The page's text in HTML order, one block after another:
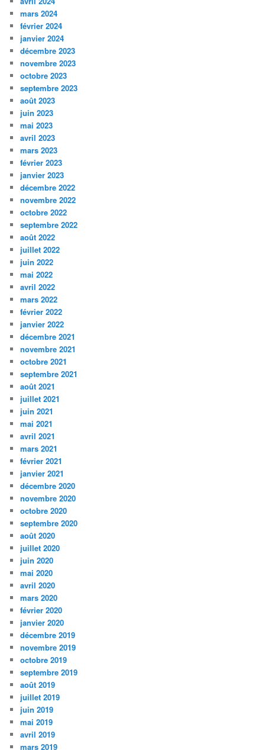
mars 2024
février 2024
janvier 2024
décembre 2023
novembre 2023
octobre 2023
septembre 2023
août 2023
juin 2023
mai 2023
avril 2023
mars 2023
février 2023
janvier 2023
décembre 2022
novembre 2022
octobre 2022
septembre 2022
août 2022
juillet 2022
juin 2022
mai 2022
avril 2022
mars 2022
février 2022
janvier 2022
décembre 2021
novembre 2021
octobre 2021
septembre 2021
août 2021
juillet 2021
juin 2021
mai 2021
avril 2021
mars 2021
février 2021
janvier 2021
décembre 2020
novembre 2020
octobre 2020
septembre 2020
août 2020
juillet 2020
juin 2020
mai 2020
avril 2020
mars 2020
février 2020
janvier 2020
décembre 2019
novembre 2019
octobre 2019
septembre 2019
août 2019
juillet 2019
juin 2019
mai 2019
avril 2019
mars 2019